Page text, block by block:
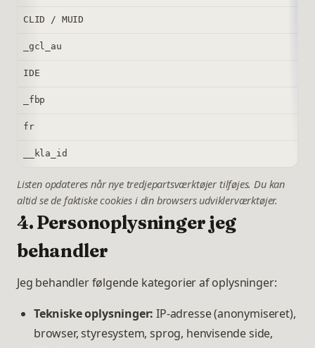
CLID / MUID
_gcl_au
IDE
_fbp
fr
__kla_id
Listen opdateres når nye tredjepartsværktøjer tilføjes. Du kan
altid se de faktiske cookies i din browsers udviklerværktøjer.
4. Personoplysninger jeg
behandler
Jeg behandler følgende kategorier af oplysninger:
Tekniske oplysninger: IP-adresse (anonymiseret),
browser, styresystem, sprog, henvisende side,